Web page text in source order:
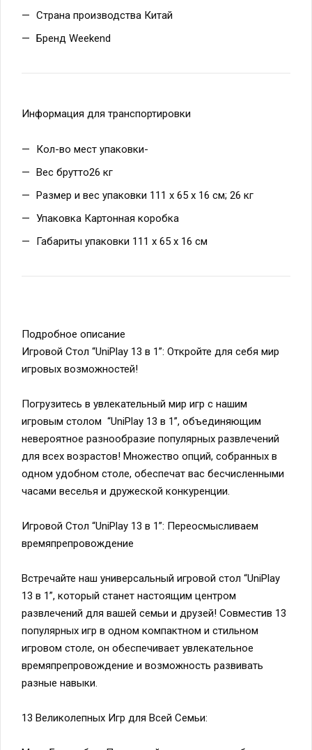
Страна производства Китай
Бренд Weekend
Информация для транспортировки
Кол-во мест упаковки-
Вес брутто26 кг
Размер и вес упаковки 111 х 65 х 16 см; 26 кг
Упаковка Картонная коробка
Габариты упаковки 111 х 65 х 16 см
Подробное описание
Игровой Стол “UniPlay 13 в 1”: Откройте для себя мир
игровых возможностей!
Погрузитесь в увлекательный мир игр с нашим
игровым столом “UniPlay 13 в 1”, объединяющим
невероятное разнообразие популярных развлечений
для всех возрастов! Множество опций, собранных в
одном удобном столе, обеспечат вас бесчисленными
часами веселья и дружеской конкуренции.
Игровой Стол “UniPlay 13 в 1”: Переосмысливаем
времяпрепровождение
Встречайте наш универсальный игровой стол “UniPlay
13 в 1”, который станет настоящим центром
развлечений для вашей семьи и друзей! Совместив 13
популярных игр в одном компактном и стильном
игровом столе, он обеспечивает увлекательное
времяпрепровождение и возможность развивать
разные навыки.
13 Великолепных Игр для Всей Семьи: